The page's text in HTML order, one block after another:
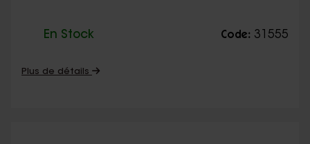
En Stock Code: 31555
Plus de détails